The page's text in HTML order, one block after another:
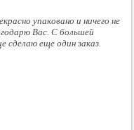
упаковано и ничего не
Вас. С большей
сделаю еще один заказ.